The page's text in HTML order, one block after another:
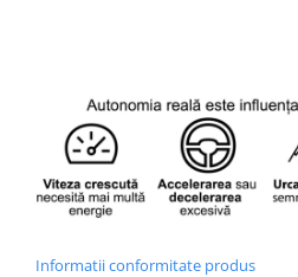
Informatii conformitate produs